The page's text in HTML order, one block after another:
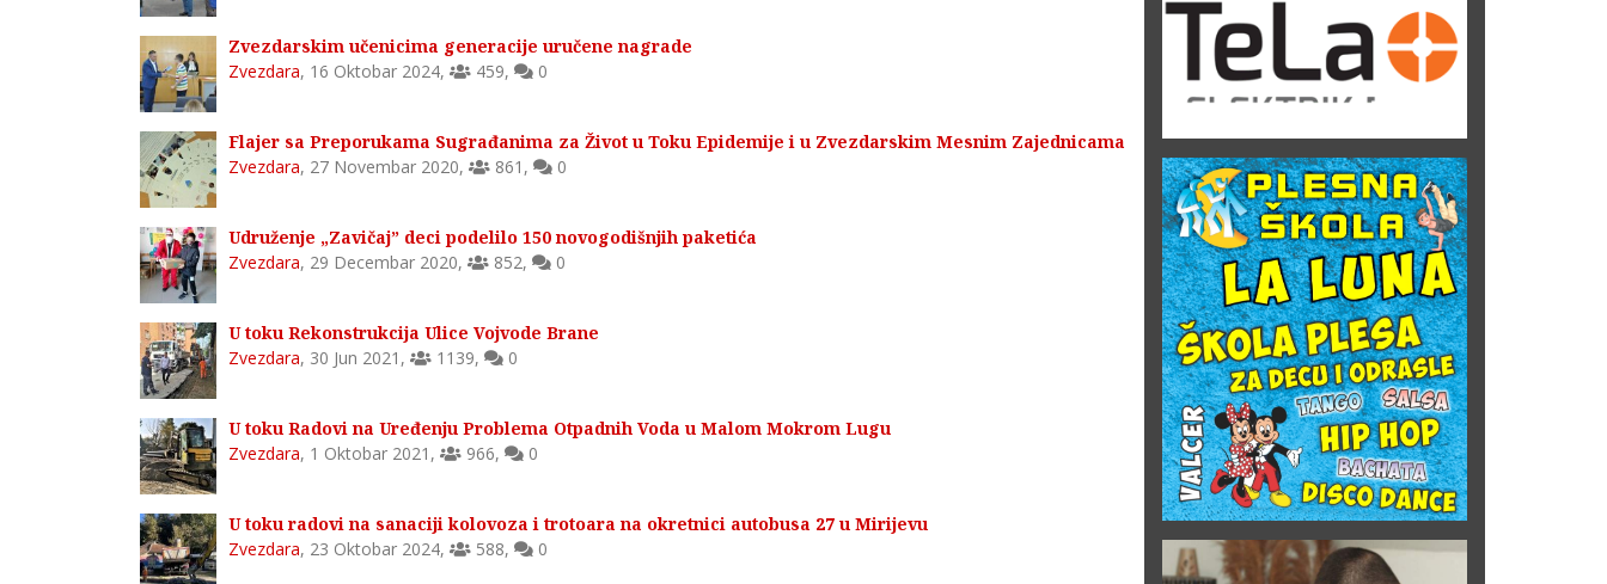
Zvezdarskim učenicima generacije uručene nagrade
Zvezdara, 16 Oktobar 2024, 459, 0
Flajer sa Preporukama Sugrađanima za Život u Toku Epidemije i u Zvezdarskim Mesnim Zajednicama
Zvezdara, 27 Novembar 2020, 861 , 0
Udruženje „Zavičaj” deci podelilo 150 novogodišnjih paketića
Zvezdara, 29 Decembar 2020, 852, 0
U toku Rekonstrukcija Ulice Vojvode Brane
Zvezdara, 30 Jun 2021 , 1139, 0
U toku Radovi na Uređenju Problema Otpadnih Voda u Malom Mokrom Lugu
Zvezdara, 1 Oktobar 2021 , 966, 0
U toku radovi na sanaciji kolovoza i trotoara na okretnici autobusa 27 u Mirijevu
Zvezdara, 23 Oktobar 2024, 588, 0